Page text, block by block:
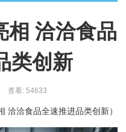
相 洽洽食品
类创新
查看: 54633
洽洽食品全速推进品类创新）